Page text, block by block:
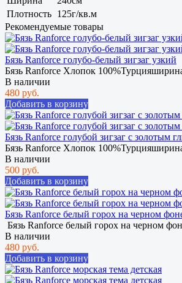
Плотность 125г/кв.м
Рекомендуемые товары
Бязь Ranforce голубо-белый зигзаг узкий
Бязь Ranforce Хлопок
В наличии
480 руб.
Добавить в корзину
Бязь Ranforce голубой зигзаг с золотым
Бязь Ranforce Хлопок
В наличии
500 руб.
Добавить в корзину
Бязь Ranforce белый горох на черном
Бязь Ranforce белый горох на черном
В наличии
480 руб.
Добавить в корзину